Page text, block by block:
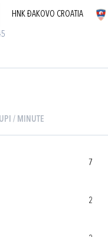
HNK ĐAKOVO CROATIA
/ MINUTE
7
2